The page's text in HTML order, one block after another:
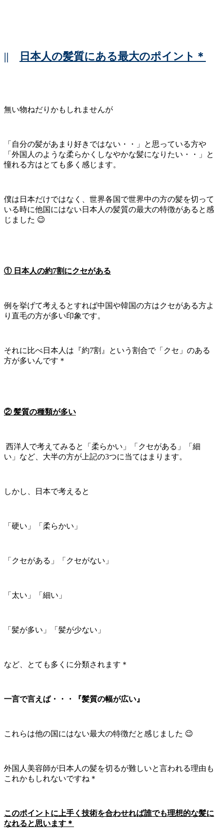
|| 日本人の髪質にある最大のポイント＊
無い物ねだりかもしれませんが
「自分の髪があまり好きではない・・」と思っている方や
「外国人のような柔らかくしなやかな髪になりたい・・」と
憧れる方はとても多く感じます。
僕は日本だけではなく、世界各国で世界中の方の髪を切って
いる時に他国にはない日本人の髪質の最大の特徴があると感
じました 😉
① 日本人の約7割にクセがある
例を挙げて考えるとすれば中国や韓国の方はクセがある方よ
り直毛の方が多い印象です。
それに比べ日本人は『約7割』という割合で「クセ」のある
方が多いんです＊
② 髪質の種類が多い
西洋人で考えてみると「柔らかい」「クセがある」「細
い」など、大半の方が上記の3つに当てはまります。
しかし、日本で考えると
「硬い」「柔らかい」
「クセがある」「クセがない」
「太い」「細い」
「髪が多い」「髪が少ない」
など、とても多くに分類されます＊
一言で言えば・・・『髪質の幅が広い』
これらは他の国にはない最大の特徴だと感じました 😉
外国人美容師が日本人の髪を切るが難しいと言われる理由も
これかもしれないですね＊
このポイントに上手く技術を合わせれば誰でも理想的な髪に
なれると思います＊